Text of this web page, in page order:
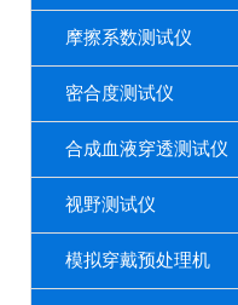
摩擦系数测试仪
密合度测试仪
合成血液穿透测试仪
视野测试仪
模拟穿戴预处理机